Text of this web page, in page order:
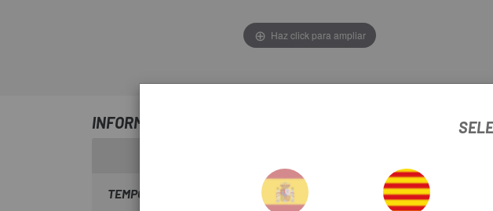
Haz click para ampliar
INFORMACIÓ SOBRE TAPA MANETA SHIMANO FRONT
TEMPORADA